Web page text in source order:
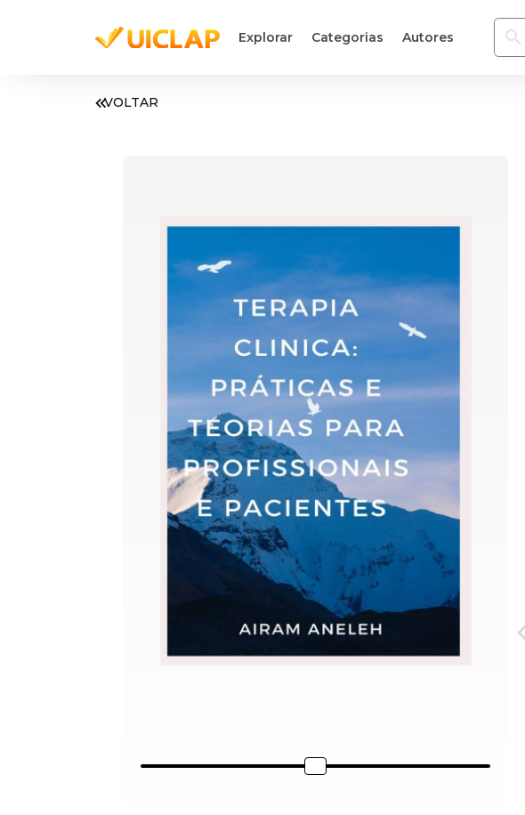
Explorar Categorias Autores
VOLTAR